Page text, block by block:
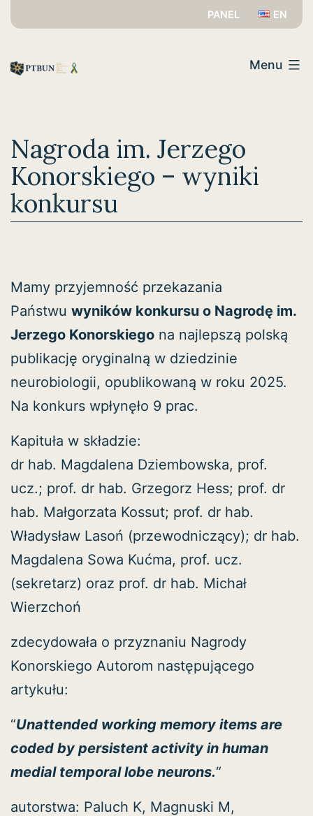
treści
PANEL EN
Menu
Nagroda im. Jerzego
Konorskiego – wyniki
konkursu
Mamy przyjemność przekazania
Państwu wyników konkursu o Nagrodę im.
Jerzego Konorskiego na najlepszą polską
publikację oryginalną w dziedzinie
neurobiologii, opublikowaną w roku 2025.
Na konkurs wpłynęło 9 prac.
Kapituła w składzie:
dr hab. Magdalena Dziembowska, prof.
ucz.; prof. dr hab. Grzegorz Hess; prof. dr
hab. Małgorzata Kossut; prof. dr hab.
Władysław Lasoń (przewodniczący); dr hab.
Magdalena Sowa Kućma, prof. ucz.
(sekretarz) oraz prof. dr hab. Michał
Wierzchoń
zdecydowała o przyznaniu Nagrody
Konorskiego Autorom następującego
artykułu:
“Unattended working memory items are
coded by persistent activity in human
medial temporal lobe neurons.“
autorstwa: Paluch K, Magnuski M,